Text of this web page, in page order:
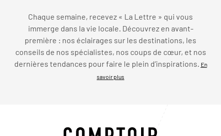
Chaque semaine, recevez « La Lettre » qui vous
immerge dans la vie locale. Découvrez en avant-
première : nos éclairages sur les destinations, les
conseils de nos spécialistes, nos coups de cœur, et nos
dernières tendances pour faire le plein d’inspirations.
En
savoir plus